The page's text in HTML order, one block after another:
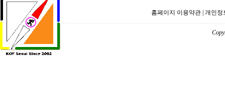
홈페이지 이용약관 | 개인정